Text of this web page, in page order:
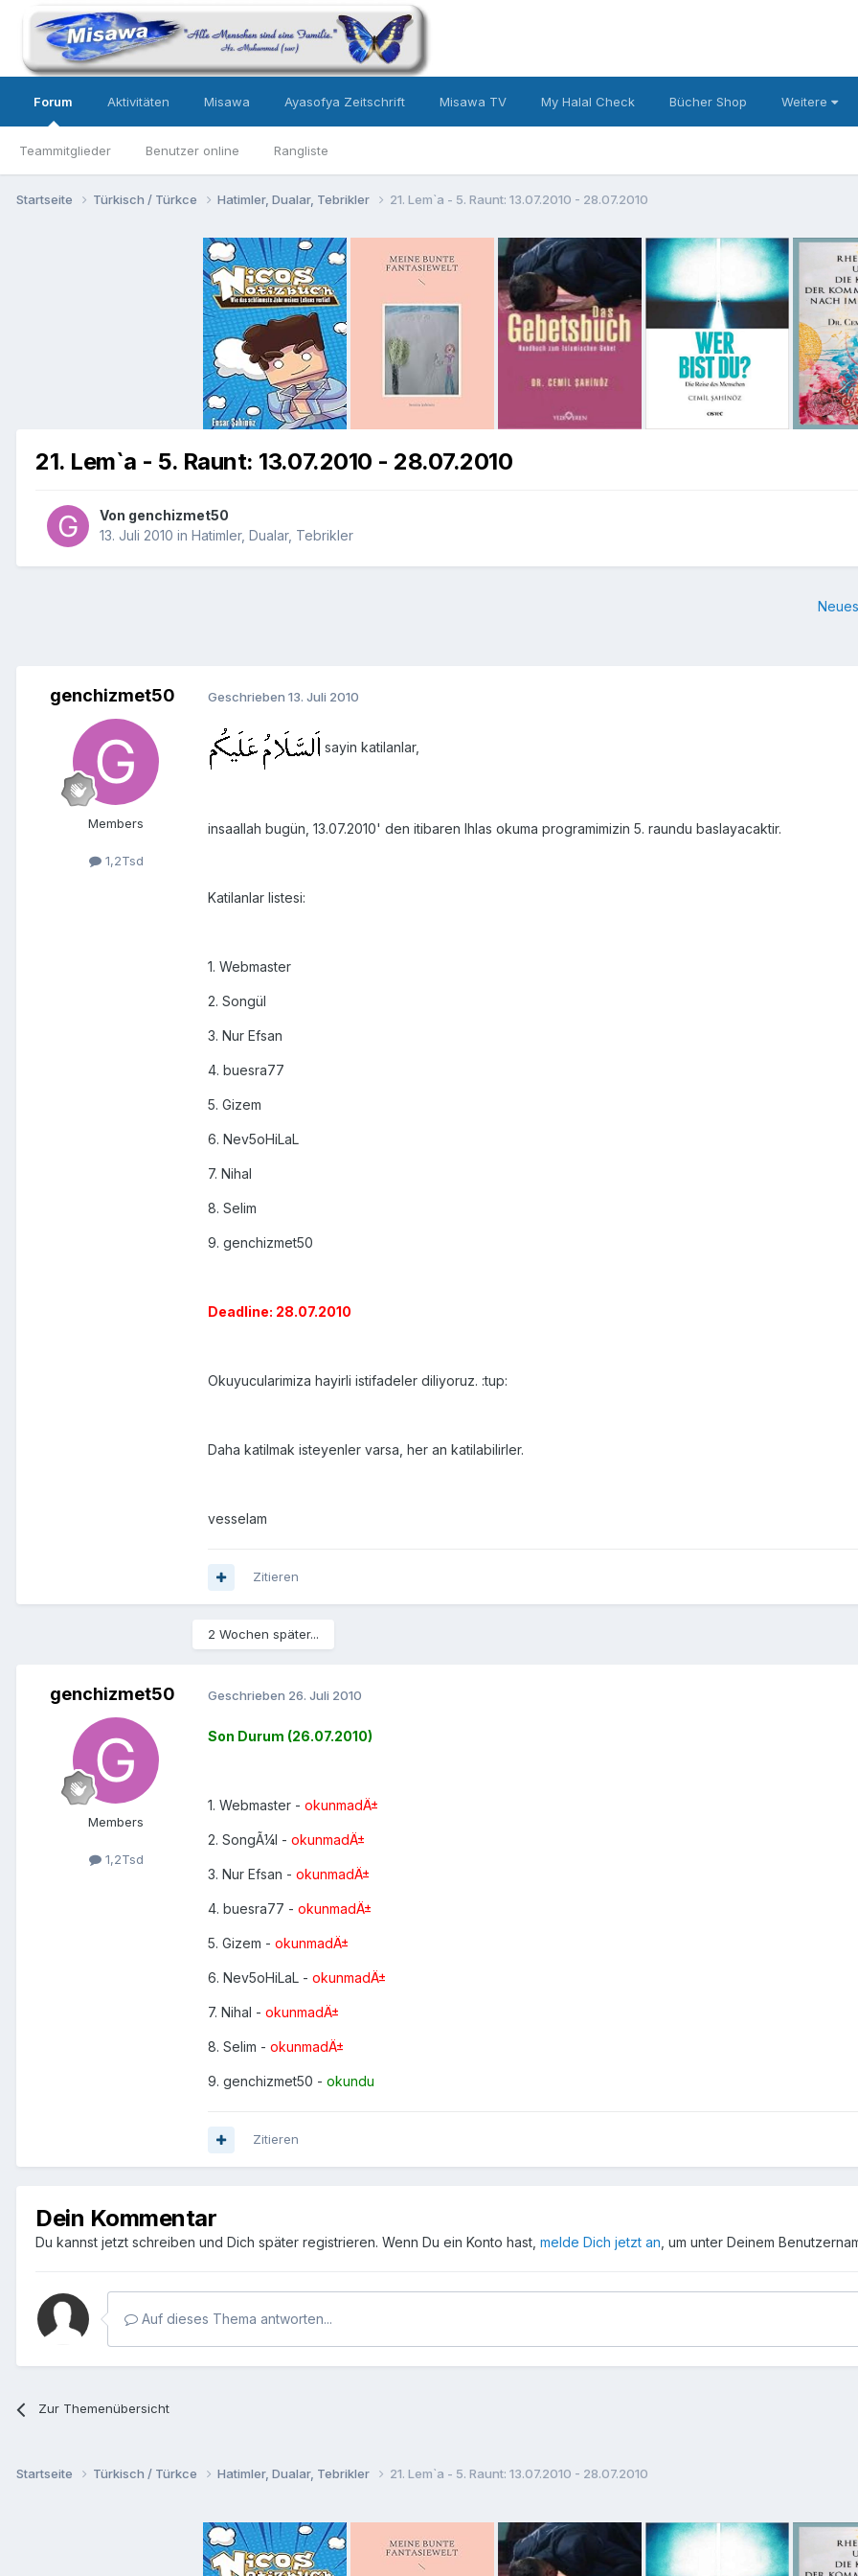
Forum
Teammitglieder Benutzer online Rangliste
Aktivitäten Misawa Ayasofya Zeitschrift Misawa TV My Halal Check Bücher Shop Weitere
Startseite Türkisch / Türkce Hatimler, Dualar, Tebrikler 21. Lem`a - 5. Raunt: 13.07.2010 - 28.07.2010
21. Lem`a - 5. Raunt: 13.07.2010 - 28.07.2010
Von genchizmet50
13. Juli 2010 in Hatimler, Dualar, Tebrikler
genchizmet50
Members
1,2Tsd
Geschrieben 13. Juli 2010
sayin katilanlar,
insaallah bugün, 13.07.2010' den itibaren Ihlas okuma programimizin 5. raundu baslayacaktir.
Katilanlar listesi:
1. Webmaster
2. Songül
3. Nur Efsan
4. buesra77
5. Gizem
6. Nev5oHiLaL
7. Nihal
8. Selim
9. genchizmet50
Deadline: 28.07.2010
Okuyucularimiza hayirli istifadeler diliyoruz. :tup:
Daha katilmak isteyenler varsa, her an katilabilirler.
vesselam
Zitieren
2 Wochen später...
genchizmet50
Members
1,2Tsd
Geschrieben 26. Juli 2010
Son Durum (26.07.2010)
1. Webmaster - okunmadÄ±
2. SongÃ¼l - okunmadÄ±
3. Nur Efsan - okunmadÄ±
4. buesra77 - okunmadÄ±
5. Gizem - okunmadÄ±
6. Nev5oHiLaL - okunmadÄ±
7. Nihal - okunmadÄ±
8. Selim - okunmadÄ±
9. genchizmet50 - okundu
Zitieren
Dein Kommentar
Du kannst jetzt schreiben und Dich später registrieren. Wenn Du ein Konto hast, melde Dich jetzt an , um unter Deinem
Auf dieses Thema antworten...
Zur Themenübersicht
Startseite Türkisch / Türkce Hatimler, Dualar, Tebrikler 21. Lem`a - 5. Raunt: 13.07.2010 - 28.07.2010